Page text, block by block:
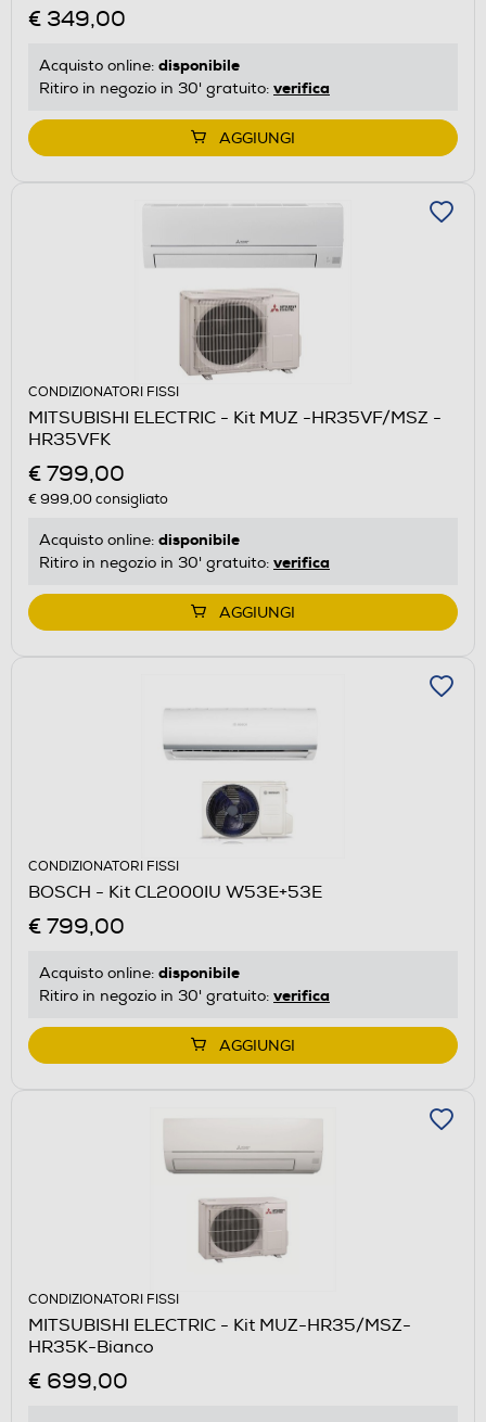
€ 349,00
Acquisto online: disponibile
Ritiro in negozio in 30' gratuito: verifica
AGGIUNGI
CONDIZIONATORI FISSI
MITSUBISHI ELECTRIC - Kit MUZ -HR35VF/MSZ -
HR35VFK
€ 799,00
€ 999,00consigliato
Acquisto online: disponibile
Ritiro in negozio in 30' gratuito: verifica
AGGIUNGI
CONDIZIONATORI FISSI
BOSCH - Kit CL2000IU W53E+53E
€ 799,00
Acquisto online: disponibile
Ritiro in negozio in 30' gratuito: verifica
AGGIUNGI
CONDIZIONATORI FISSI
MITSUBISHI ELECTRIC - Kit MUZ-HR35/MSZ-
HR35K-Bianco
€ 699,00